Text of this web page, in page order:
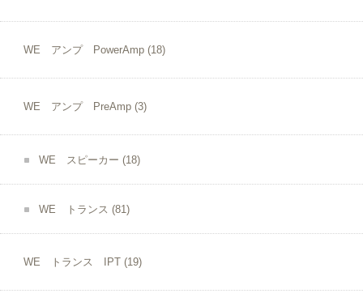
WE アンプ PowerAmp (18)
WE アンプ PreAmp (3)
WE スピーカー (18)
WE トランス (81)
WE トランス IPT (19)